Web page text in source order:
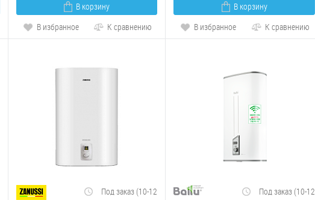
В корзину
В избранное
К сравнению
В корзину
В избранное
К сравнению
Под заказ (10-12
Под заказ (10-12